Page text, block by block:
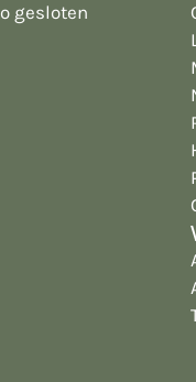
gesloten